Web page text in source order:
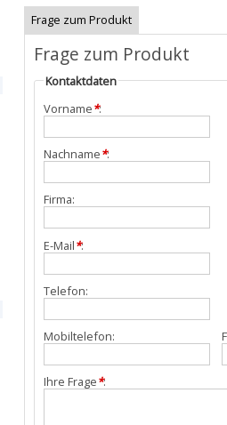
Frage zum Produkt
Frage zum Produkt
Kontaktdaten
Vorname*:
Nachname*:
Firma:
E-Mail*:
Telefon:
Mobiltelefon:
Ihre Frage*: